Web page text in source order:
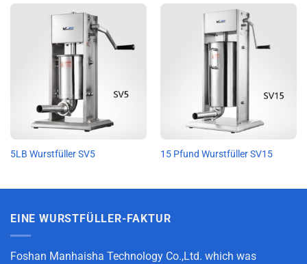
5LB Wurstfüller SV5 15 Pfund Wurstfüller SV15
EINE WURSTFÜLLER-FAKTUR
Foshan Manhaisha Technology Co.,Ltd. which was